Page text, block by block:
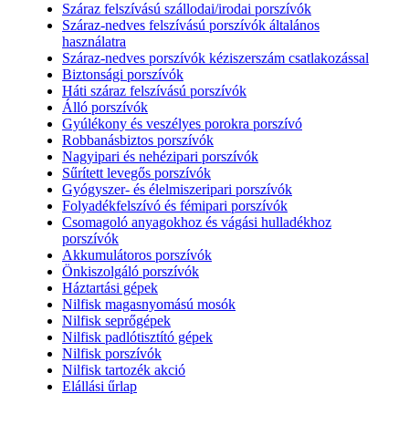
Száraz felszívású szállodai/irodai porszívók
Száraz-nedves felszívású porszívók általános
használatra
Száraz-nedves porszívók kéziszerszám csatlakozással
Biztonsági porszívók
Háti száraz felszívású porszívók
Álló porszívók
Gyúlékony és veszélyes porokra porszívó
Robbanásbiztos porszívók
Nagyipari és nehézipari porszívók
Sűrített levegős porszívók
Gyógyszer- és élelmiszeripari porszívók
Folyadékfelszívó és fémipari porszívók
Csomagoló anyagokhoz és vágási hulladékhoz
porszívók
Akkumulátoros porszívók
Önkiszolgáló porszívók
Háztartási gépek
Nilfisk magasnyomású mosók
Nilfisk seprőgépek
Nilfisk padlótisztító gépek
Nilfisk porszívók
Nilfisk tartozék akció
Elállási űrlap